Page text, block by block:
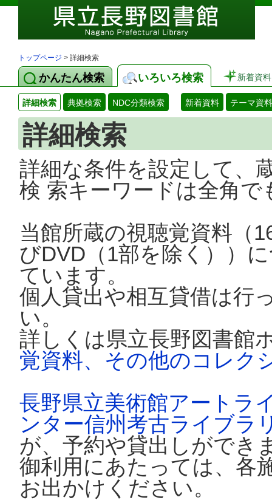
トップページ > 詳細検索
かんたん検索 いろいろ検索 新着資料
詳細検索 典拠検索 NDC分類検索 新着資料 テーマ資料
詳細検索
詳細な条件を設定して、
検 索キーワードは全角
当館所蔵の視聴覚資料（
びDVD（1部を除く））
ています。
個人貸出や相互貸借は行
い。
詳しくは県立長野図書館
覚資料、その他のコレク
長野県立美術館アートラ
ンター信州考古ライブラ
が、予約や貸出しができ
御利用にあたっては、各
お出かけください。